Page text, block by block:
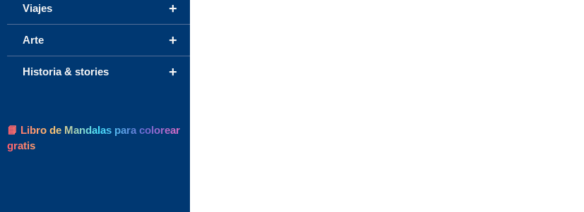
+
Viajes
+
Arte
+
Historia & stories
📘 Libro de Mandalas para colorear
gratis